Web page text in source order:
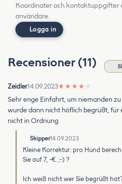
Koordinater och kontaktuppgifter
användare.
Logga in
Recensioner (11)
Zeidler14.09.2023★ ★ ★ ★ ★
Sehr enge Einfahrt, um niemanden
wurde dann nicht höflich begrüßt, für
nicht in Ordnung
Skipper14.09.2023
Kleine Korrektur: pro Hund
Sie auf 7, -€. ;-) ?
Ich weiß nicht wer Sie begrüßt